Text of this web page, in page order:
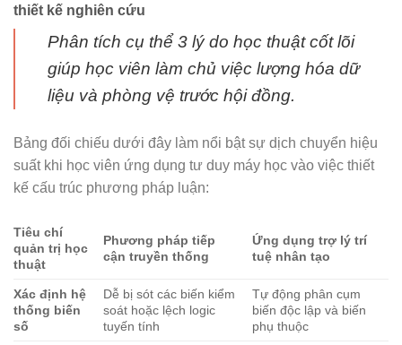
thiết kế nghiên cứu
Phân tích cụ thể 3 lý do học thuật cốt lõi
giúp học viên làm chủ việc lượng hóa dữ
liệu và phòng vệ trước hội đồng.
Bảng đối chiếu dưới đây làm nổi bật sự dịch chuyển hiệu
suất khi học viên ứng dụng tư duy máy học vào việc thiết
kế cấu trúc phương pháp luận:
Tiêu chí
quản trị học
thuật
Phương pháp tiếp
cận truyền thống
Ứng dụng trợ lý trí
tuệ nhân tạo
Xác định hệ
thống biến
số
Dễ bị sót các biến kiểm
soát hoặc lệch logic
tuyến tính
Tự động phân cụm
biến độc lập và biến
phụ thuộc